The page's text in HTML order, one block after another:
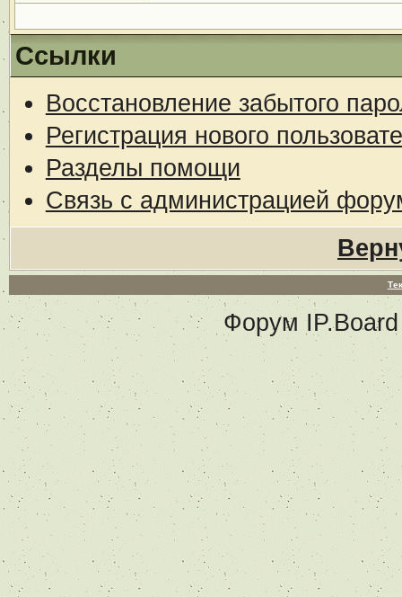
Ссылки
Восстановление забытого
Регистрация нового
Разделы помощи
Связь с администрацией
Форум IP.Board